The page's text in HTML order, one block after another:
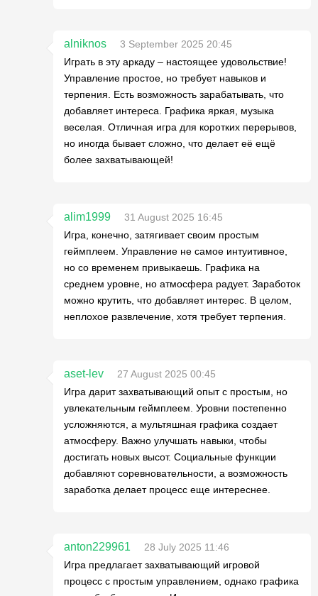
alniknos
3 September 2025 20:45
Играть в эту аркаду – настоящее удовольствие!
Управление простое, но требует навыков и
терпения. Есть возможность зарабатывать, что
добавляет интереса. Графика яркая, музыка
веселая. Отличная игра для коротких перерывов,
но иногда бывает сложно, что делает её ещё
более захватывающей!
alim1999
31 August 2025 16:45
Игра, конечно, затягивает своим простым
геймплеем. Управление не самое интуитивное,
но со временем привыкаешь. Графика на
среднем уровне, но атмосфера радует. Заработок
можно крутить, что добавляет интерес. В целом,
неплохое развлечение, хотя требует терпения.
aset-lev
27 August 2025 00:45
Игра дарит захватывающий опыт с простым, но
увлекательным геймплеем. Уровни постепенно
усложняются, а мультяшная графика создает
атмосферу. Важно улучшать навыки, чтобы
достигать новых высот. Социальные функции
добавляют соревновательности, а возможность
заработка делает процесс еще интереснее.
anton229961
28 July 2025 11:46
Игра предлагает захватывающий игровой
процесс с простым управлением, однако графика